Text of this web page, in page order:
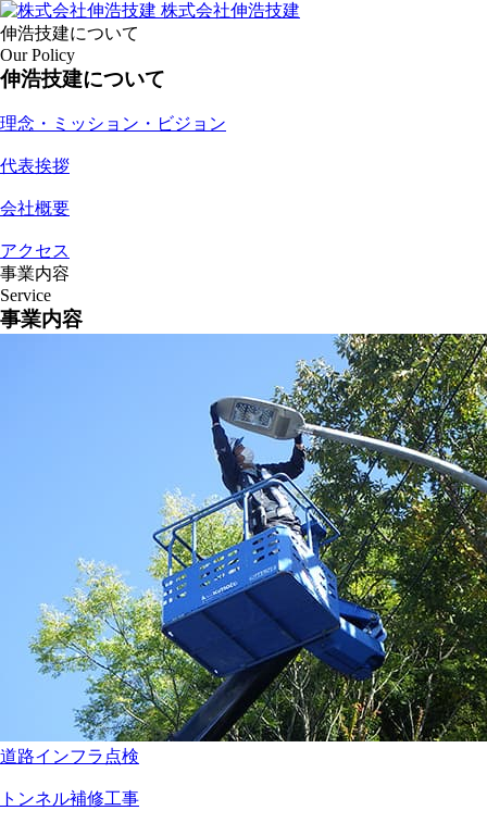
株式会社伸浩技建
伸浩技建について
Our Policy
伸浩技建について
理念・ミッション・ビジョン
代表挨拶
会社概要
アクセス
事業内容
Service
事業内容
道路インフラ点検
トンネル補修工事